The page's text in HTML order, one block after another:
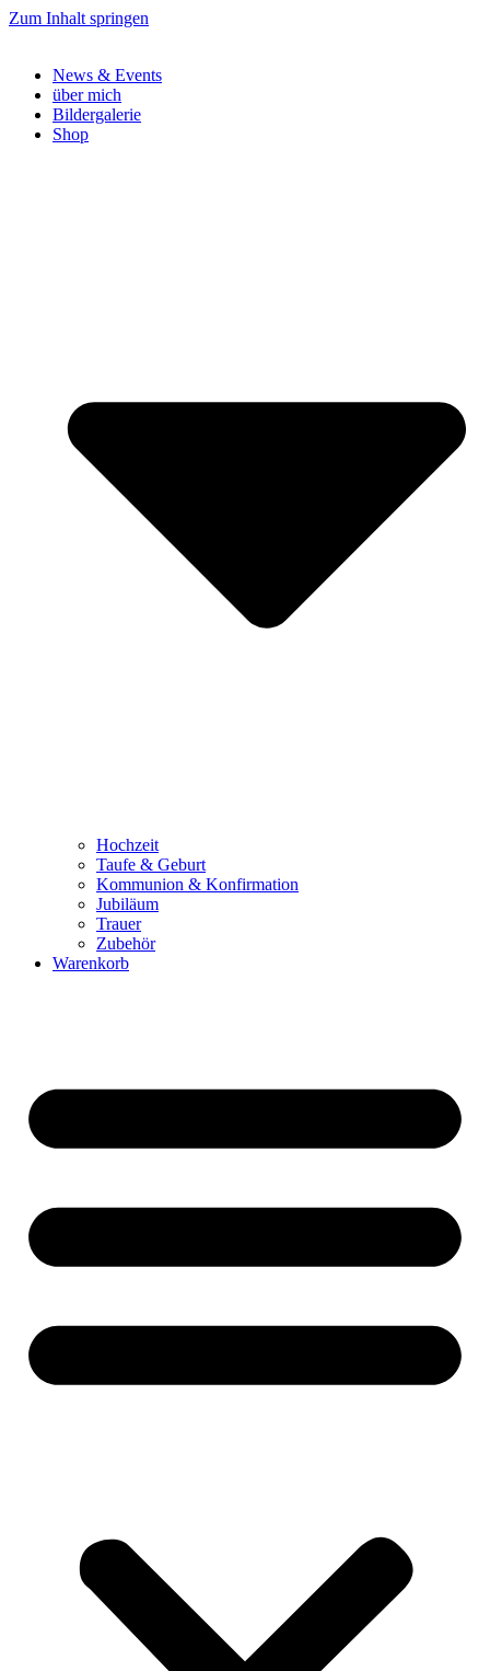
Zum Inhalt springen
News & Events
über mich
Bildergalerie
Shop
Hochzeit
Taufe & Geburt
Kommunion & Konfirmation
Jubiläum
Trauer
Zubehör
Warenkorb